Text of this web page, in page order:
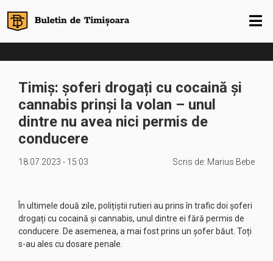
Timiș: șoferi drogați cu cocaină și
cannabis prinși la volan – unul
dintre nu avea nici permis de
conducere
18.07.2023 - 15:03 Scris de: Marius Bebe
În ultimele două zile, polițiștii rutieri au prins în trafic doi șoferi
drogați cu cocaină și cannabis, unul dintre ei fără permis de
conducere. De asemenea, a mai fost prins un șofer băut. Toți
s-au ales cu dosare penale.